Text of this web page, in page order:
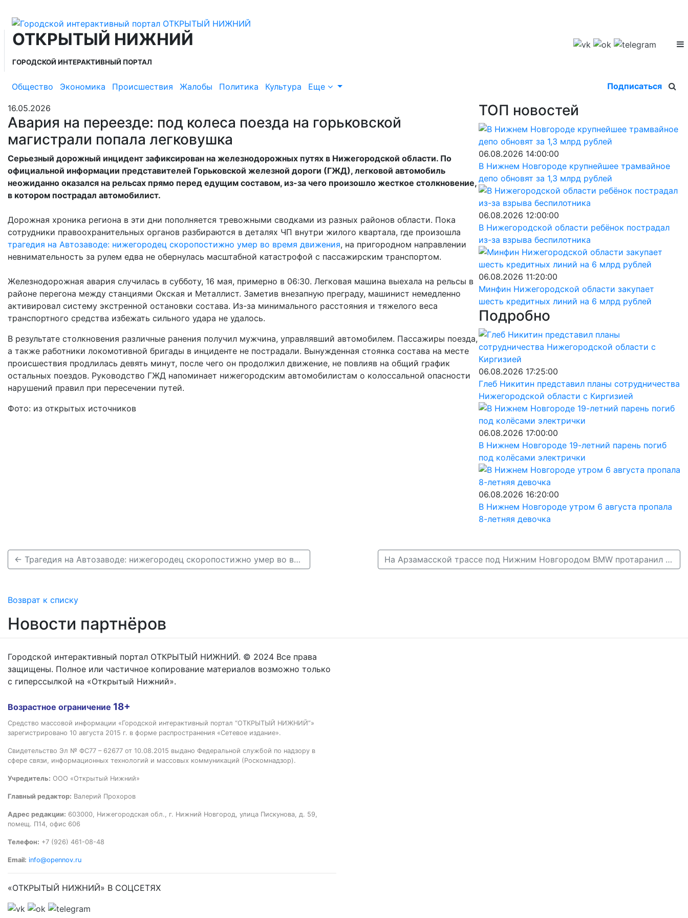
ОТКРЫТЫЙ НИЖНИЙ
ГОРОДСКОЙ ИНТЕРАКТИВНЫЙ ПОРТАЛ
Общество Экономика Происшествия Жалобы Политика Культура Еще Подписаться
16.05.2026
Авария на переезде: под колеса поезда на горьковской
магистрали попала легковушка
Серьезный дорожный инцидент зафиксирован на железнодорожных путях в Нижегородской области. По
официальной информации представителей Горьковской железной дороги (ГЖД), легковой автомобиль
неожиданно оказался на рельсах прямо перед едущим составом, из-за чего произошло жесткое столкновение,
в котором пострадал автомобилист.
Дорожная хроника региона в эти дни пополняется тревожными сводками из разных районов области. Пока
сотрудники правоохранительных органов разбираются в деталях ЧП внутри жилого квартала, где произошла
трагедия на Автозаводе: нижегородец скоропостижно умер во время движения, на пригородном направлении
невнимательность за рулем едва не обернулась масштабной катастрофой с пассажирским транспортом.
Железнодорожная авария случилась в субботу, 16 мая, примерно в 06:30. Легковая машина выехала на рельсы в
районе перегона между станциями Окская и Металлист. Заметив внезапную преграду, машинист немедленно
активировал систему экстренной остановки состава. Из-за минимального расстояния и тяжелого веса
транспортного средства избежать сильного удара не удалось.
В результате столкновения различные ранения получил мужчина, управлявший автомобилем. Пассажиры поезда,
а также работники локомотивной бригады в инциденте не пострадали. Вынужденная стоянка состава на месте
происшествия продлилась девять минут, после чего он продолжил движение, не повлияв на общий график
остальных поездов. Руководство ГЖД напоминает нижегородским автомобилистам о колоссальной опасности
нарушений правил при пересечении путей.
Фото: из открытых источников
ТОП новостей
06.08.2026 14:00:00
В Нижнем Новгороде крупнейшее трамвайное
депо обновят за 1,3 млрд рублей
06.08.2026 12:00:00
В Нижегородской области ребёнок пострадал
из-за взрыва беспилотника
06.08.2026 11:20:00
Минфин Нижегородской области закупает
шесть кредитных линий на 6 млрд рублей
Подробно
06.08.2026 17:25:00
Глеб Никитин представил планы сотрудничества
Нижегородской области с Киргизией
06.08.2026 17:00:00
В Нижнем Новгороде 19-летний парень погиб
под колёсами электрички
06.08.2026 16:20:00
В Нижнем Новгороде утром 6 августа пропала
8-летняя девочка
← Трагедия на Автозаводе: нижегородец скоропостижно умер во время движения На Арзамасской трассе под Нижним Новгородом BMW протаранил грузовик →
Возврат к списку
Новости партнёров
Городской интерактивный портал ОТКРЫТЫЙ НИЖНИЙ. © 2024 Все права
защищены. Полное или частичное копирование материалов возможно только
с гиперссылкой на «Открытый Нижний».
Возрастное ограничение 18+
Средство массовой информации «Городской интерактивный портал “ОТКРЫТЫЙ НИЖНИЙ”»
зарегистрировано 10 августа 2015 г. в форме распространения «Сетевое издание».
Свидетельство Эл № ФС77 – 62677 от 10.08.2015 выдано Федеральной службой по надзору в
сфере связи, информационных технологий и массовых коммуникаций (Роскомнадзор).
Учредитель: ООО «Открытый Нижний»
Главный редактор: Валерий Прохоров
Адрес редакции: 603000, Нижегородская обл., г. Нижний Новгород, улица Пискунова, д. 59,
помещ. П14, офис 606
Телефон: +7 (926) 461-08-48
Email: info@opennov.ru
«ОТКРЫТЫЙ НИЖНИЙ» В СОЦСЕТЯХ